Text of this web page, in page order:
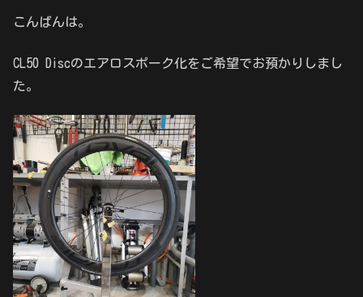
こんばんは。
CL50 Discのエアロスポーク化をご希望でお預かりしまし
た。